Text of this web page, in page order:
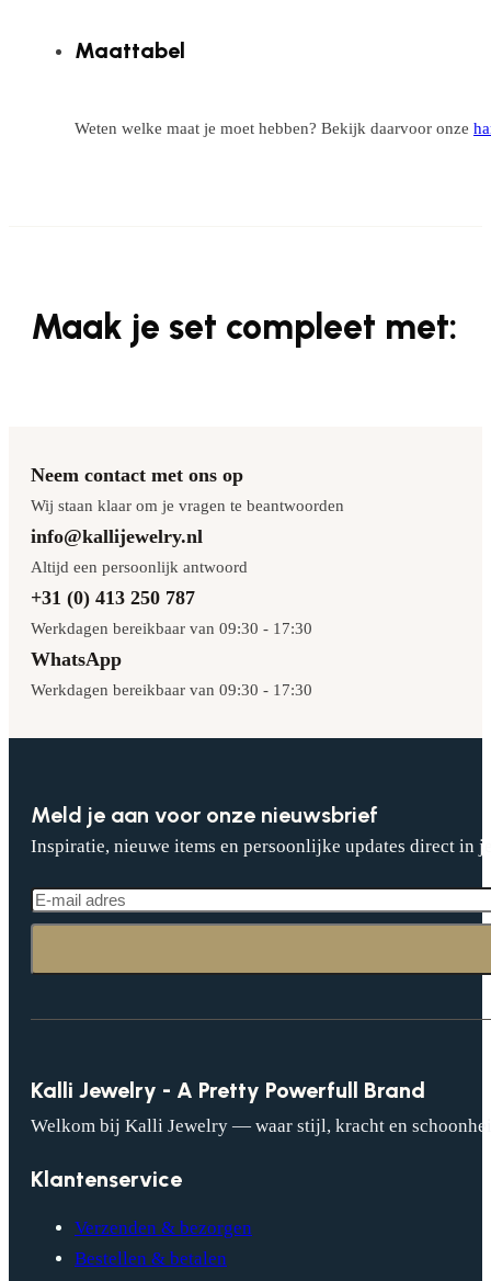
Maattabel
Weten welke maat je moet hebben? Bekijk daarvoor onze
Maak je set compleet met:
Neem contact met ons op
Wij staan klaar om je vragen te beantwoorden
info@kallijewelry.nl
Altijd een persoonlijk antwoord
+31 (0) 413 250 787
Werkdagen bereikbaar van 09:30 - 17:30
WhatsApp
Werkdagen bereikbaar van 09:30 - 17:30
Meld je aan voor onze nieuwsbrief
Inspiratie, nieuwe items en persoonlijke updates direct in
Kalli Jewelry - A Pretty Powerfull Brand
Welkom bij Kalli Jewelry — waar stijl, kracht en
Klantenservice
Verzenden & bezorgen
Bestellen & betalen